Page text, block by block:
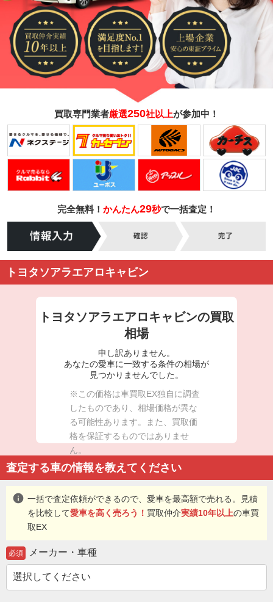
買取専門業者厳選250社以上が参加中！
完全無料！ かんたん29秒で一括査定！
トヨタソアラエアロキャビン
トヨタソアラエアロキャビンの買取
相場
申し訳ありません。
あなたの愛車に一致する条件の相場が
見つかりませんでした。
※この価格は車買取EX独自に調査
したものであり、相場価格が異な
る可能性あります。また、買取価
格を保証するものではありませ
ん。
査定する車の情報を教えてください
info 一括で査定依頼ができるので、愛車を最高額で売れる。見積
を比較して愛車を高く売ろう！ 買取仲介実績10年以上の車買
取EX
必須 メーカー・車種